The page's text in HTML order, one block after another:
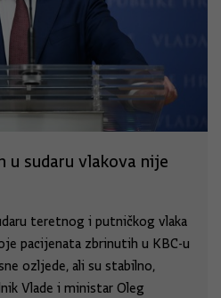
u sudaru vlakova nije
teretnog i putničkog vlaka
pacijenata zbrinutih u KBC-u
ozljede, ali su stabilno,
Vlade i ministar Oleg